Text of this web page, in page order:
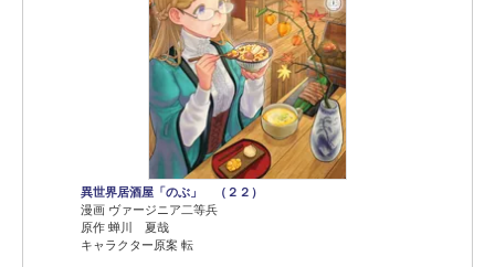
異世界居酒屋「のぶ」 （２２）
漫画 ヴァージニア二等兵
原作 蝉川 夏哉
キャラクター原案 転